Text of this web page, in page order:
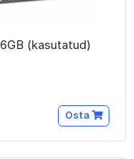
(kasutatud)
Osta